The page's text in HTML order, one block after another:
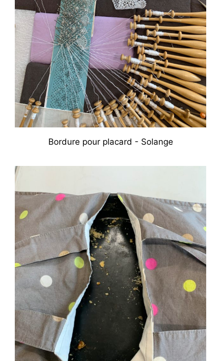
Bordure pour placard - Solange